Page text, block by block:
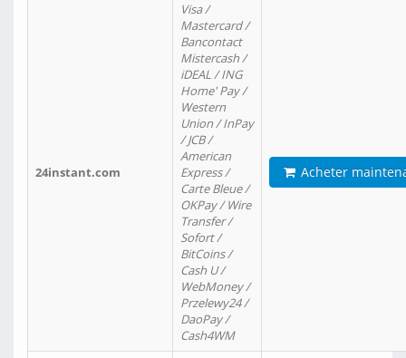
24instant.com
Visa /
Mastercard /
Bancontact
Mistercash /
iDEAL / ING
Home' Pay /
Western
Union / InPay
/ JCB /
American
Express /
Carte Bleue /
OKPay / Wire
Transfer /
Sofort /
BitCoins /
Cash U /
WebMoney /
Przelewy24 /
DaoPay /
Cash4WM
Acheter